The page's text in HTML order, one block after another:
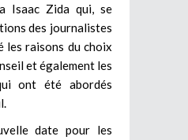
Isaac Zida qui, se
des journalistes
les raisons du choix
et également les
ont été abordés
date pour les